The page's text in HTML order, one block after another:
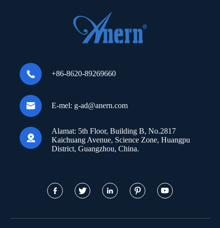
 +86-8620-89269660
 E-mel: g-ad@anern.com

Alamat: 5th Floor, Building B, No.2817
Kaichuang Avenue, Science Zone, Huangpu
District, Guangzhou, China.
    